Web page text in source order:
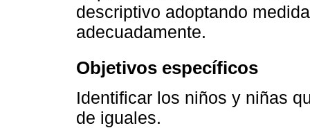
descriptivo adoptando
adecuadamente.
Objetivos específicos
Identificar los niños y niñas
de iguales.